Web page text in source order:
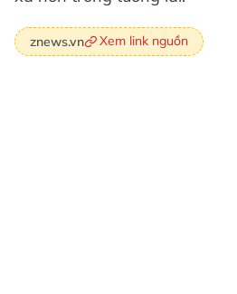
znews.vn Xem link nguồn